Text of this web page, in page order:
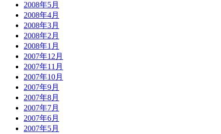
2008年5月
2008年4月
2008年3月
2008年2月
2008年1月
2007年12月
2007年11月
2007年10月
2007年9月
2007年8月
2007年7月
2007年6月
2007年5月